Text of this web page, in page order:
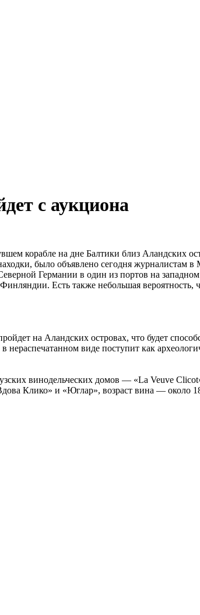
с аукциона
корабле на дне Балтики близ Аландских
было объявлено сегодня журналистам в
Германии в один из портов на
Есть также небольшая
на Аландских островах, что будет
нераспечатанном виде поступит как
винодельческих домов — «La Veuve
Клико» и «Юглар», возраст вина — около